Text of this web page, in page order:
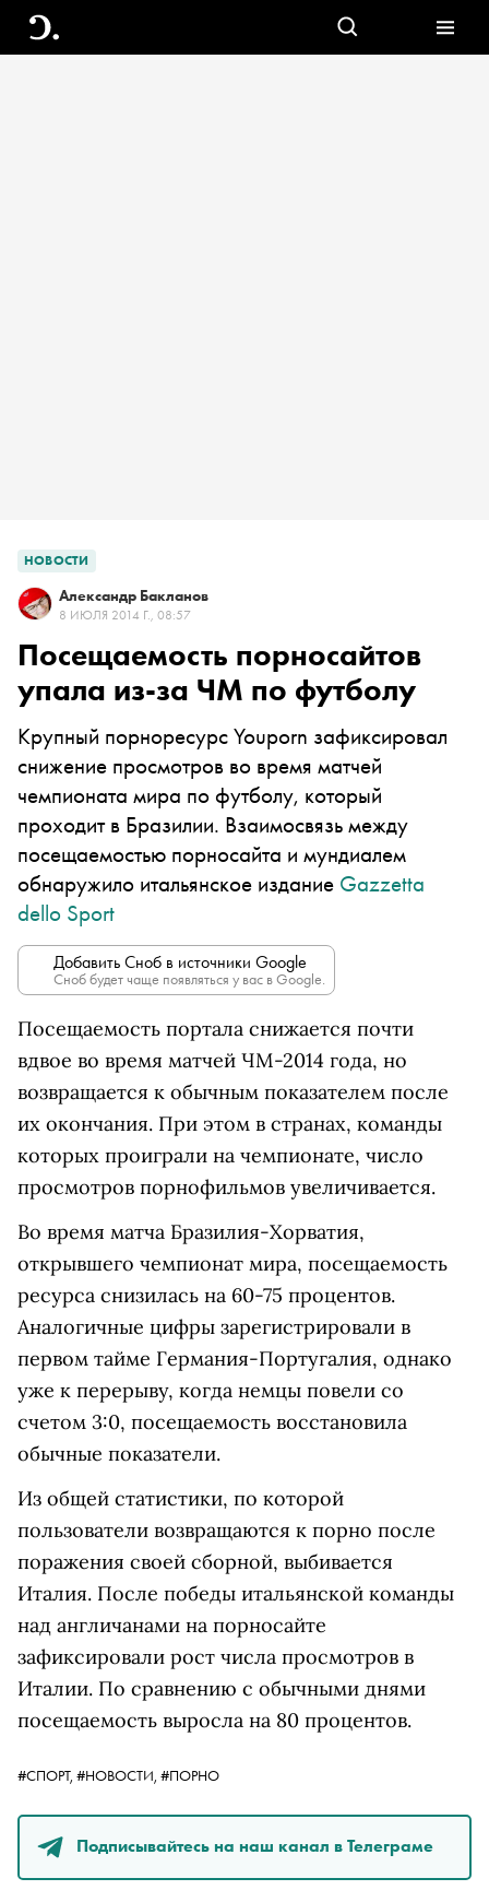
НОВОСТИ
Александр Бакланов
8 ИЮЛЯ 2014 Г., 08:57
Посещаемость порносайтов
упала из-за ЧМ по футболу
Крупный порноресурс Youporn зафиксировал
снижение просмотров во время матчей
чемпионата мира по футболу, который
проходит в Бразилии. Взаимосвязь между
посещаемостью порносайта и мундиалем
обнаружило итальянское издание Gazzetta
dello Sport
Добавить Сноб в источники Google
Сноб будет чаще появляться у вас в Google.
Посещаемость портала снижается почти
вдвое во время матчей ЧМ-2014 года, но
возвращается к обычным показателем после
их окончания. При этом в странах, команды
которых проиграли на чемпионате, число
просмотров порнофильмов увеличивается.
Во время матча Бразилия-Хорватия,
открывшего чемпионат мира, посещаемость
ресурса снизилась на 60-75 процентов.
Аналогичные цифры зарегистрировали в
первом тайме Германия-Португалия, однако
уже к перерыву, когда немцы повели со
счетом 3:0, посещаемость восстановила
обычные показатели.
Из общей статистики, по которой
пользователи возвращаются к порно после
поражения своей сборной, выбивается
Италия. После победы итальянской команды
над англичанами на порносайте
зафиксировали рост числа просмотров в
Италии. По сравнению с обычными днями
посещаемость выросла на 80 процентов.
#СПОРТ, #НОВОСТИ, #ПОРНО
Подписывайтесь на наш канал в Телеграме